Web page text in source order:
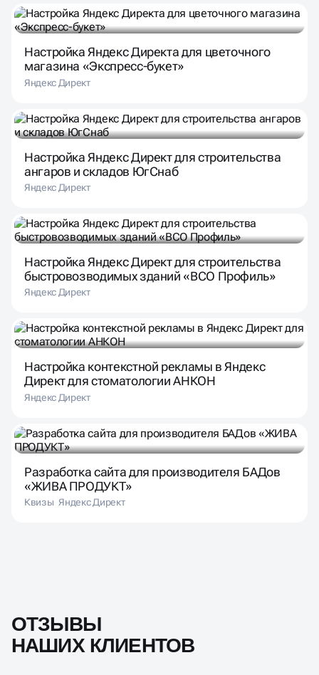
Настройка Яндекс Директа для цветочного
магазина «Экспресс-букет»
Яндекс Директ
Настройка Яндекс Директ для строительства
ангаров и складов ЮгСнаб
Яндекс Директ
Настройка Яндекс Директ для строительства
быстровозводимых зданий «ВСО Профиль»
Яндекс Директ
Настройка контекстной рекламы в Яндекс
Директ для стоматологии АНКОН
Яндекс Директ
Разработка сайта для производителя БАДов
«ЖИВА ПРОДУКТ»
Квизы Яндекс Директ
ОТЗЫВЫ
НАШИХ КЛИЕНТОВ